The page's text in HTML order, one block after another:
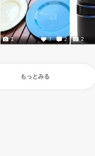
7 2
1 2
もっとみる